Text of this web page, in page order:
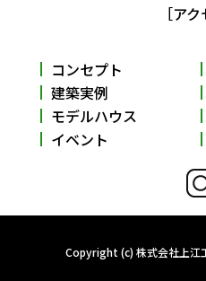
［アク
コンセプト
建築実例
モデルハウス
イベント
Copyright (c) 株式会社上